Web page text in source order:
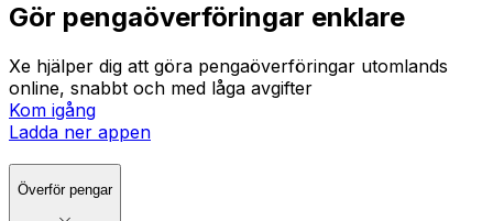
Gör pengaöverföringar enklare
Xe hjälper dig att göra pengaöverföringar utomlands
online, snabbt och med låga avgifter
Kom igång
Ladda ner appen
Överför pengar